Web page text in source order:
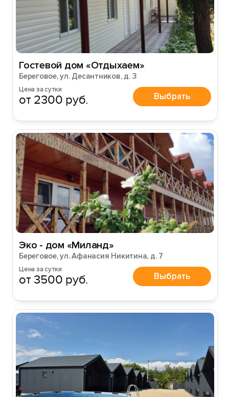
Гостевой дом «Отдыхаем»
Береговое, ул. Десантников, д. 3
Цена за сутки
от 2300 руб. Выбрать
Эко - дом «Миланд»
Береговое, ул. Афанасия Никитина, д. 7
Цена за сутки
от 3500 руб. Выбрать